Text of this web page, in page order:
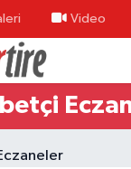
Video
Haritası